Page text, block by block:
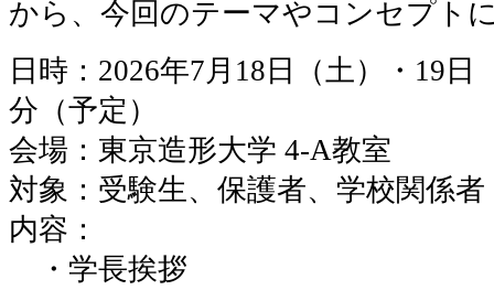
から、今回のテーマやコンセプト
日時：2026年7月18日（土）・19日
分（予定）
会場：東京造形大学 4-A教室
対象：受験生、保護者、学校関係者
内容：
・学長挨拶